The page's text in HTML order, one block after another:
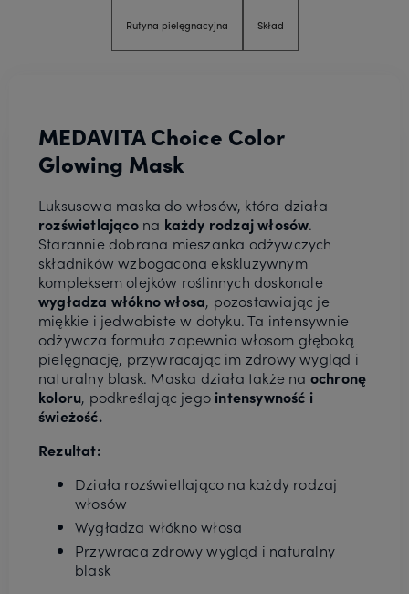
Rutyna pielęgnacyjna Skład
MEDAVITA Choice Color
Glowing Mask
Luksusowa maska do włosów, która działa
rozświetlającona każdy rodzaj włosów.
Starannie dobrana mieszanka odżywczych
składników wzbogacona ekskluzywnym
kompleksem olejków roślinnych doskonale
wygładza włókno włosa, pozostawiając je
miękkie i jedwabiste w dotyku. Ta intensywnie
odżywcza formuła zapewnia włosom głęboką
pielęgnację, przywracając im zdrowy wygląd i
naturalny blask. Maska działa także na ochronę
koloru, podkreślając jego intensywność i
świeżość.
Rezultat:
Działa rozświetlająco na każdy rodzaj
włosów
Wygładza włókno włosa
Przywraca zdrowy wygląd i naturalny
blask